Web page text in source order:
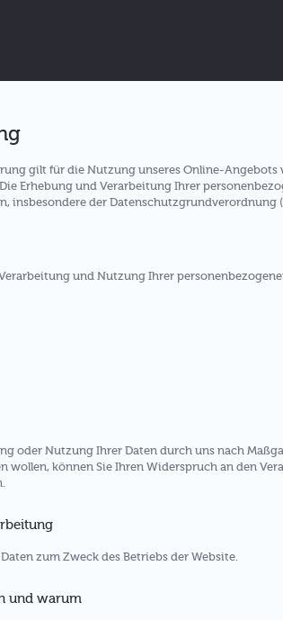
gilt für die Nutzung unseres Online-Angebots
Erhebung und Verarbeitung Ihrer
insbesondere der Datenschutzgrundverordnung
und Nutzung Ihrer
oder Nutzung Ihrer Daten durch uns nach
wollen, können Sie Ihren Widerspruch an den
zum Zweck des Betriebs der Website.
und warum